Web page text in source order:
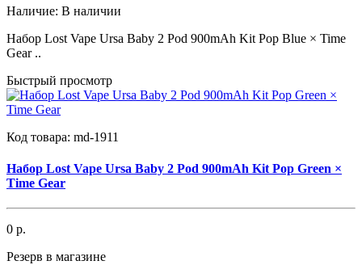
Наличие: В наличии
Набор Lost Vape Ursa Baby 2 Pod 900mAh Kit Pop Blue × Time
Gear ..
Быстрый просмотр
Код товара: md-1911
Набор Lost Vape Ursa Baby 2 Pod 900mAh Kit Pop Green ×
Time Gear
0 р.
Резерв в магазине